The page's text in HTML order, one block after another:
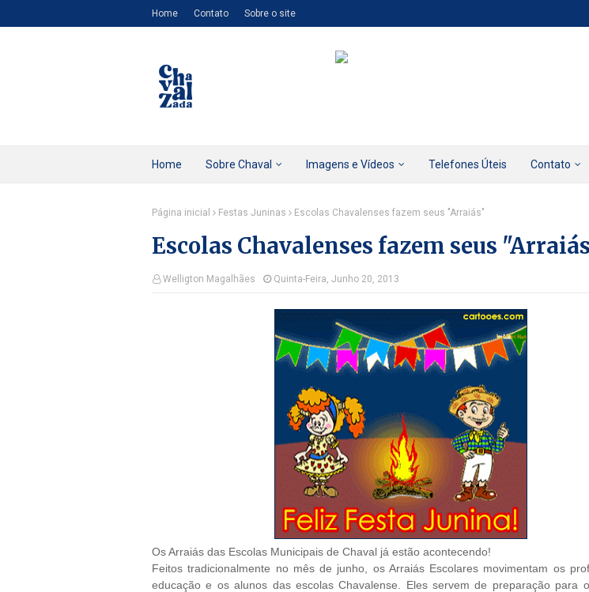
Home Contato Sobre o site
Home Sobre Chaval Imagens e Vídeos Telefones Úteis Contato
Página inicial Festas Juninas Escolas Chavalenses fazem seus "Arraiás"
Escolas Chavalenses fazem seus
Welligton Magalhães Quinta-Feira, Junho 20, 2013
Os Arraiás das Escolas Municipais de Chaval já estão acontecendo!
Feitos tradicionalmente no mês de junho, os Arraiás Escolares movimentam os
educação e os alunos das escolas Chavalense. Eles servem de preparação para